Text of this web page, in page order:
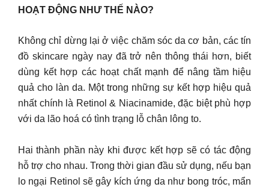
HOẠT ĐỘNG NHƯ THẾ NÀO?
Không chỉ dừng lại ở việc chăm sóc da cơ bản, các tín
đồ skincare ngày nay đã trở nên thông thái hơn, biết
dùng kết hợp các hoạt chất mạnh để nâng tầm hiệu
quả cho làn da. Một trong những sự kết hợp hiệu quả
nhất chính là Retinol & Niacinamide, đặc biệt phù hợp
với da lão hoá có tình trạng lỗ chân lông to.
Hai thành phần này khi được kết hợp sẽ có tác động
hỗ trợ cho nhau. Trong thời gian đầu sử dụng, nếu bạn
lo ngại Retinol sẽ gây kích ứng da như bong tróc, mẩn